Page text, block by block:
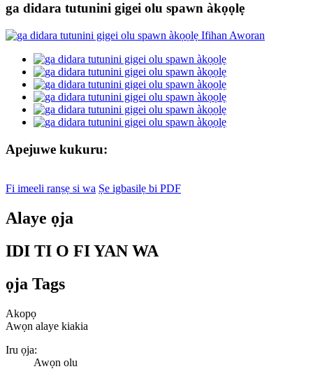
ga didara tutunini gigei olu spawn àkọọlẹ
Apejuwe kukuru:
Fi imeeli ranṣẹ si wa Ṣe igbasilẹ bi PDF
Alaye ọja
IDI TI O FI YAN WA
ọja Tags
Akopọ
Awọn alaye kiakia
Iru ọja:
Awọn olu